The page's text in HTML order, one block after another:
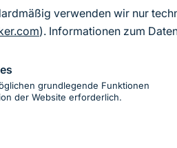
verwenden wir nur
). Informationen zum
grundlegende Funktionen
der Website erforderlich.
sonst. Schutzgebiete